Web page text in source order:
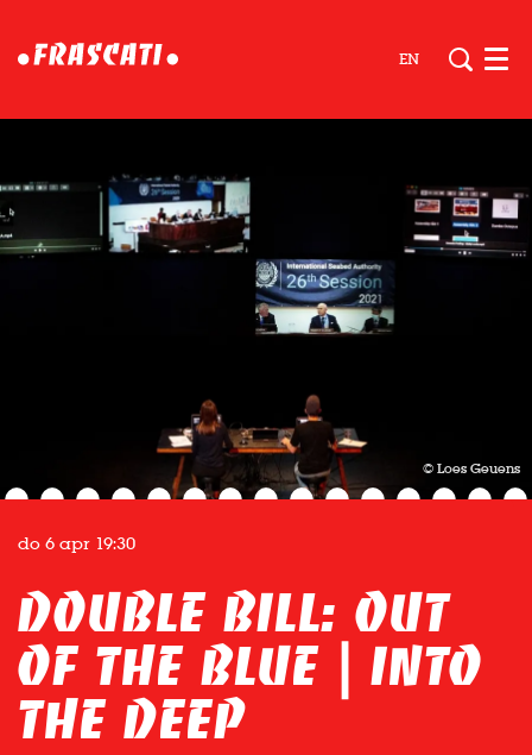
EN
© Loes Geuens
Double bill: Out
of the Blue | Into
The Deep
do 6 apr 19:30